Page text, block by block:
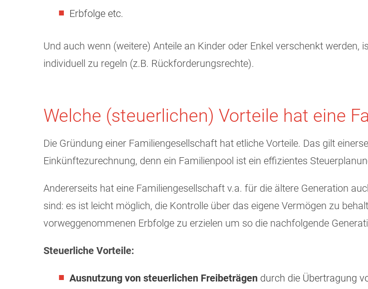
Erbfolge etc.
Und auch wenn (weitere) Anteile an Kinder oder Enkel verschenkt
individuell zu regeln (z.B. Rückforderungsrechte).
Welche (steuerlichen) Vorteile hat eine
Die Gründung einer Familiengesellschaft hat etliche Vorteile. Das gilt
Einkünftezurechnung, denn ein Familienpool ist ein effizientes
Andererseits hat eine Familiengesellschaft v.a. für die ältere Generation
sind: es ist leicht möglich, die Kontrolle über das eigene Vermögen zu
vorweggenommenen Erbfolge zu erzielen um so die nachfolgende
Steuerliche Vorteile:
Ausnutzung von steuerlichen Freibeträgen durch die Übertragung